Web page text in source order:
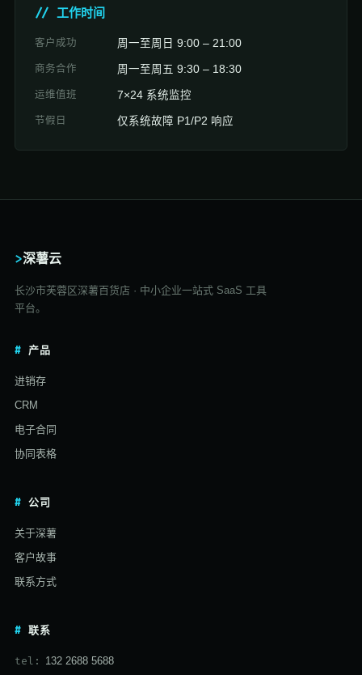
// 工作时间
客户成功 周一至周日 9:00 – 21:00
商务合作 周一至周五 9:30 – 18:30
运维值班 7×24 系统监控
节假日 仅系统故障 P1/P2 响应
>深薯云
长沙市芙蓉区深薯百货店 · 中小企业一站式 SaaS 工具
平台。
产品
进销存
CRM
电子合同
协同表格
公司
关于深薯
客户故事
联系方式
联系
tel: 132 2688 5688